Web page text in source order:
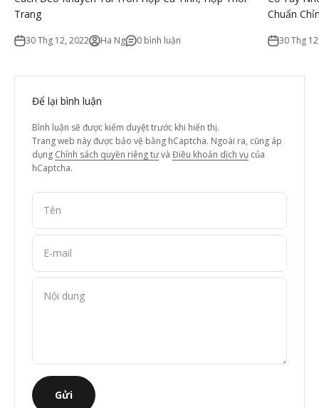
Trang
30 Thg 12, 2022 Ha Ng 0 bình luận
Chuẩn
30 Thg
Để lại bình luận
Bình luận sẽ được kiểm duyệt trước khi hiển thị.
Trang web này được bảo vệ bằng hCaptcha. Ngoài ra, cũng áp
dụng Chính sách quyền riêng tưvà Điều khoản dịch vụ của
hCaptcha.
Tên
E-mail
Nội dung
Gửi